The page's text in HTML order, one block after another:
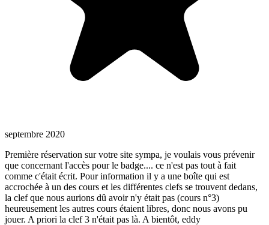
septembre 2020
Première réservation sur votre site sympa, je voulais vous prévenir
que concernant l'accès pour le badge.... ce n'est pas tout à fait
comme c'était écrit. Pour information il y a une boîte qui est
accrochée à un des cours et les différentes clefs se trouvent dedans,
la clef que nous aurions dû avoir n'y était pas (cours n°3)
heureusement les autres cours étaient libres, donc nous avons pu
jouer. A priori la clef 3 n'était pas là. A bientôt, eddy